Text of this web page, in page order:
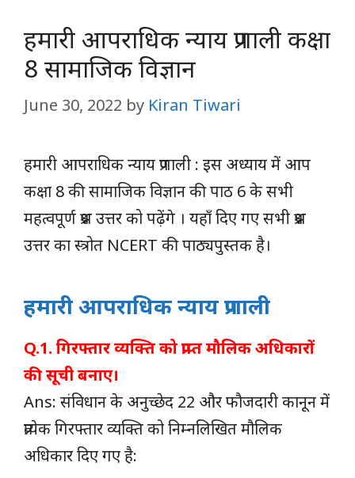
हमारी आपराधिक न्याय प्रणाली कक्षा
8 सामाजिक विज्ञान
June 30, 2022 by Kiran Tiwari
हमारी आपराधिक न्याय प्रणाली : इस अध्याय में आप
कक्षा 8 की सामाजिक विज्ञान की पाठ 6 के सभी
महत्वपूर्ण प्रश्न उत्तर को पढ़ेंगे । यहाँ दिए गए सभी प्रश्न
उत्तर का स्त्रोत NCERT की पाठ्यपुस्तक है।
हमारी आपराधिक न्याय प्रणाली
Q.1. गिरफ्तार व्यक्ति को प्राप्त मौलिक अधिकारों
की सूची बनाए।
Ans: संविधान के अनुच्छेद 22 और फौजदारी कानून में
प्रत्येक गिरफ्तार व्यक्ति को निम्नलिखित मौलिक
अधिकार दिए गए है: